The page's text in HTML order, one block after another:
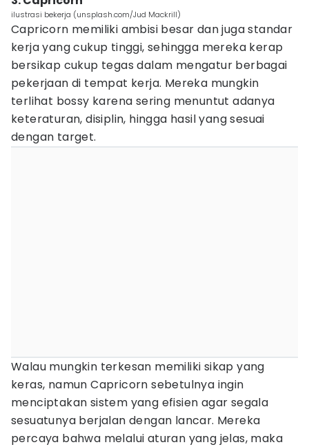
ilustrasi bekerja (unsplash.com/Jud Mackrill)
Capricorn memiliki ambisi besar dan juga standar
kerja yang cukup tinggi, sehingga mereka kerap
bersikap cukup tegas dalam mengatur berbagai
pekerjaan di tempat kerja. Mereka mungkin
terlihat bossy karena sering menuntut adanya
keteraturan, disiplin, hingga hasil yang sesuai
dengan target.
Walau mungkin terkesan memiliki sikap yang
keras, namun Capricorn sebetulnya ingin
menciptakan sistem yang efisien agar segala
sesuatunya berjalan dengan lancar. Mereka
percaya bahwa melalui aturan yang jelas, maka